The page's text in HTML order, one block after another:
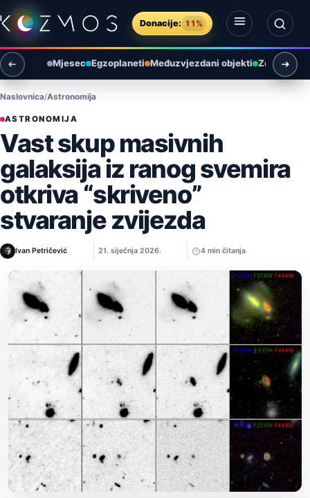
Preskoči na sadržaj
Donacije: 11%
Otvori izbornik
Otvori pretragu
Mjesec Egzoplaneti Međuzvjezdani objekti Zemlja i
Naslovnica Astronomija
ASTRONOMIJA
Vast skup masivnih
galaksija iz ranog svemira
otkriva “skriveno”
stvaranje zvijezda
Ivan Petričević 21. siječnja 2026. 4 min čitanja